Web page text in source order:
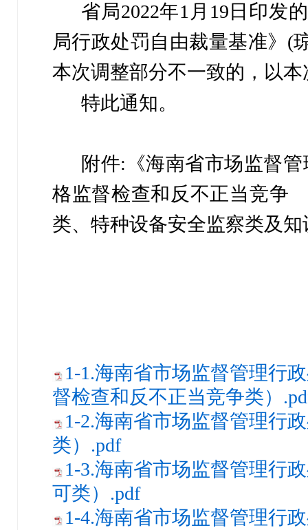
省局2022年1月19日印发
局行政处罚自由裁量基准》(
本次调整部分不一致的，以
特此通知。
附件:《海南省市场监督
格监督检查和反不正当竞争
类、特种设备安全监察类及
1-1.海南省市场监督管理行
督检查和反不正当竞争类）
1-2.海南省市场监督管理行
类）.pdf
1-3.海南省市场监督管理行
可类）.pdf
1-4.海南省市场监督管理行